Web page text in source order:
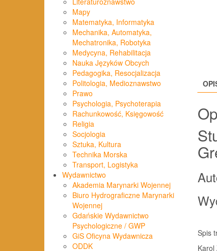
Mapy
Matematyka, Informatyka
Mechanika, Automatyka,
Mechatronika, Robotyka
Medycyna, Rehabilitacja
Nauka Języków Obcych
Pedagogika, Resocjalizacja
Politologia, Medioznawstwo
Prawo
Psychologia, Psychoterapia
Rachunkowość, Księgowość
Religia
Socjologia
Sztuka, Kultura
Technika Morska
Transport, Logistyka
Wydawnictwo
Akademia Marynarki Wojennej
Biuro Hydrograficzne Marynarki
Wojennej
Gdańskie Wydawnictwo
Psychologiczne / GWP
GiS Oficyna Wydawnicza
ODDK
Spis
Karol